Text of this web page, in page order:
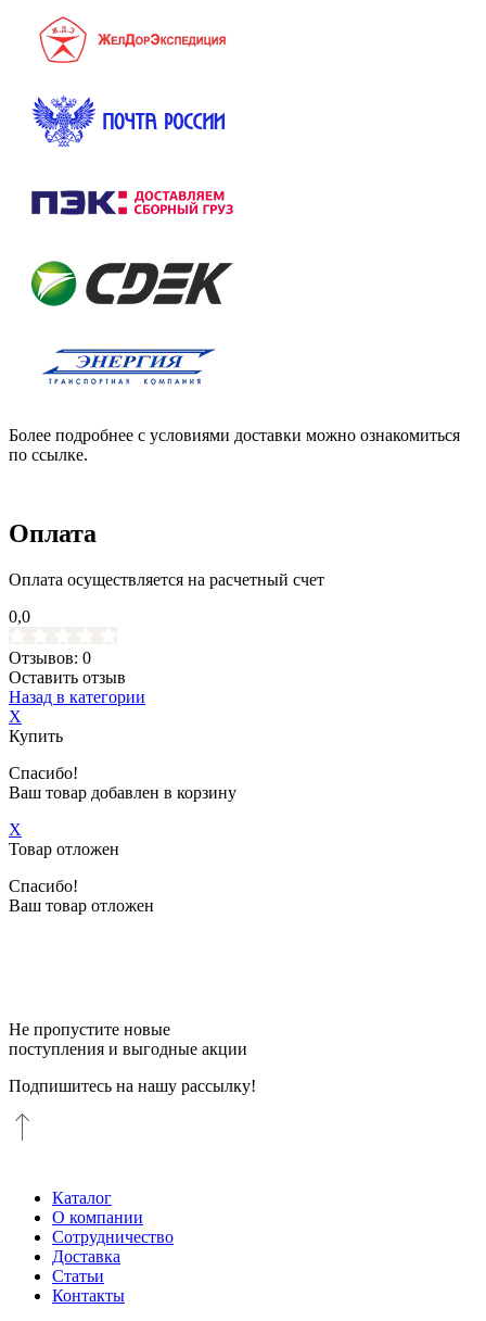
Более подробнее с условиями доставки можно ознакомиться
по ссылке.
Оплата
Оплата осуществляется на расчетный счет
0,0
Отзывов: 0
Оставить отзыв
Назад в категории
X
Купить
Спасибо!
Ваш товар добавлен в корзину
X
Товар отложен
Спасибо!
Ваш товар отложен
Не пропустите новые
поступления и выгодные акции
Подпишитесь на нашу рассылку!
Каталог
О компании
Сотрудничество
Доставка
Статьи
Контакты